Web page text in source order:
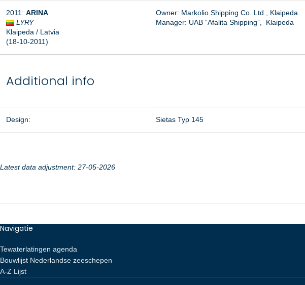
2011: ARINA
LYRY
Klaipeda / Latvia
(18-10-2011)
Owner: Markolio Shipping Co. Ltd., Klaipeda
Manager: UAB “Afalita Shipping”, Klaipeda
Additional info
Design: Sietas Typ 145
Latest data adjustment: 27-05-2026
Navigatie
Tewaterlatingen agenda
Bouwlijst Nederlandse zeeschepen
A-Z Lijst